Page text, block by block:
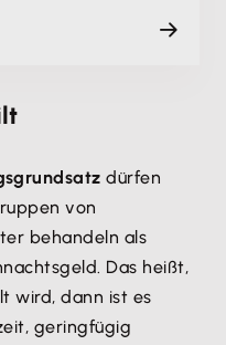
dürfen
von
behandeln als
Das heißt,
wird, dann ist es
geringfügig